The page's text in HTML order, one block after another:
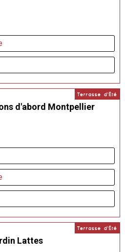
Terrasse d'Été
d'abord Montpellier
Terrasse d'Été
Lattes